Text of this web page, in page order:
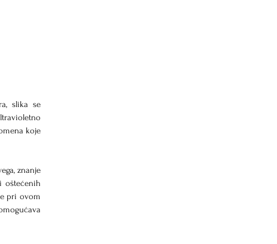
slika se
koje
znanje
oštećenih
pri ovom